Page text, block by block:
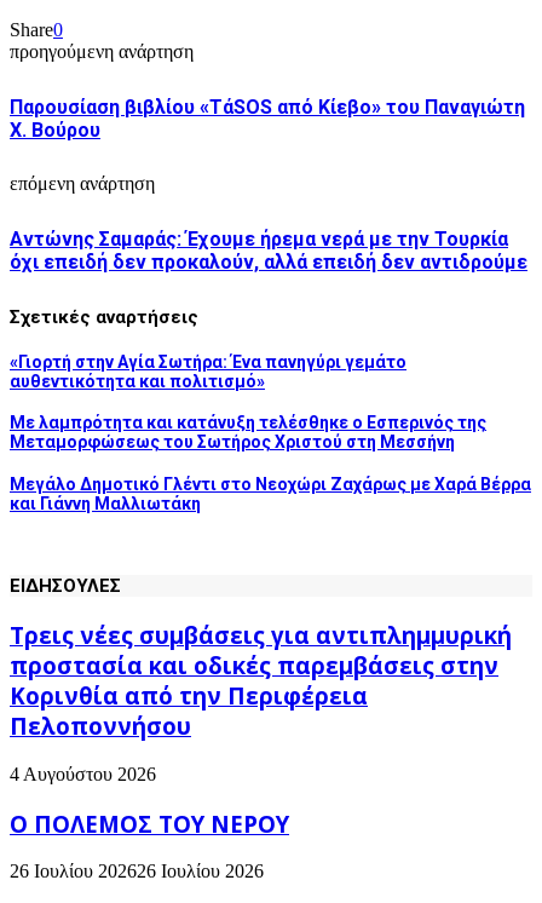
Share0
προηγούμενη ανάρτηση
Παρουσίαση βιβλίου «ΤάSOS από Κίεβο» του Παναγιώτη
Χ. Βούρου
επόμενη ανάρτηση
Αντώνης Σαμαράς: Έχουμε ήρεμα νερά με την Τουρκία
όχι επειδή δεν προκαλούν, αλλά επειδή δεν αντιδρούμε
Σχετικές αναρτήσεις
«Γιορτή στην Αγία Σωτήρα: Ένα πανηγύρι γεμάτο
αυθεντικότητα και πολιτισμό»
Με λαμπρότητα και κατάνυξη τελέσθηκε ο Εσπερινός της
Μεταμορφώσεως του Σωτήρος Χριστού στη Μεσσήνη
Μεγάλο Δημοτικό Γλέντι στο Νεοχώρι Ζαχάρως με Χαρά Βέρρα
και Γιάννη Μαλλιωτάκη
ΕΙΔΗΣΟΥΛΕΣ
Τρεις νέες συμβάσεις για αντιπλημμυρική
προστασία και οδικές παρεμβάσεις στην
Κορινθία από την Περιφέρεια
Πελοποννήσου
4 Αυγούστου 2026
Ο ΠΟΛΕΜΟΣ ΤΟΥ ΝΕΡΟΥ
26 Ιουλίου 202626 Ιουλίου 2026